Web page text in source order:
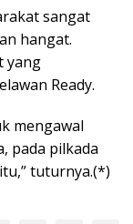
sangat
hangat.
yang
Ready.
mengawal
pada pilkada
tuturnya.(*)